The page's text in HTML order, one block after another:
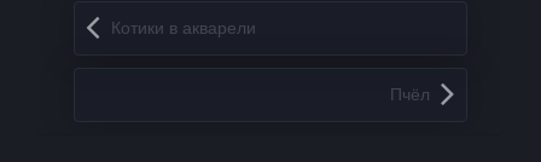
Запись навигация
Котики в акварели
Пчёл